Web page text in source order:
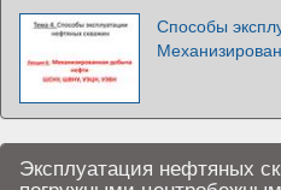
Способы
Эксплуатация нефтяных